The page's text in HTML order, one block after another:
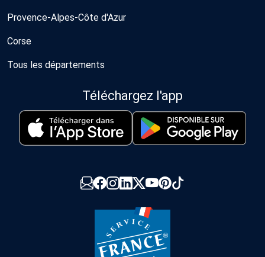
Provence-Alpes-Côte d'Azur
Corse
Tous les départements
Téléchargez l'app